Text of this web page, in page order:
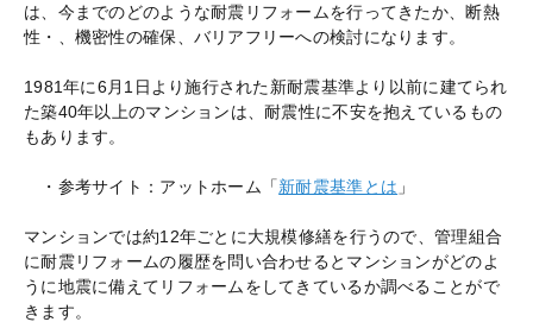
は、今までのどのような耐震リフォームを行ってきたか、断熱
性・、機密性の確保、バリアフリーへの検討になります。
1981年に6月1日より施行された新耐震基準より以前に建てられ
た築40年以上のマンションは、耐震性に不安を抱えているもの
もあります。
・参考サイト：アットホーム「新耐震基準とは 」
マンションでは約12年ごとに大規模修繕を行うので、管理組合
に耐震リフォームの履歴を問い合わせるとマンションがどのよ
うに地震に備えてリフォームをしてきているか調べることがで
きます。